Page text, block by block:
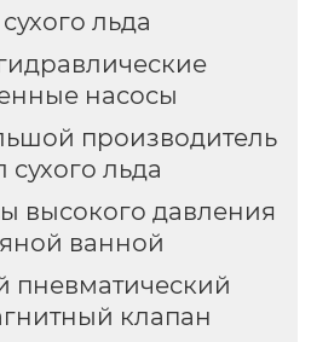
льда
насосы
производитель
сухого льда
высокого давления
ванной
пневматический
клапан